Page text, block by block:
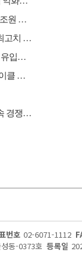
[버핏 리포트] SK텔레콤, AI 사업 성과 가시화…연간 영업이익 2조원 기대 - 하나
[원자재] 미국 구리 관세 앞둔 비축 경쟁…국제 구리 가격 사상 최고치 경신
[버핏 리포트] KCC, 2Q 실리콘 호조 '깜짝 실적'…삼성물산 배당 유입도 긍정적 - 삼성
[버핏 리포트] 심텍, SOCAMM향 매출액 확대로 역대급 실적 사이클 돌입 – 교보
[이슈 체크] 자동차, 현대차·기아 전기차 판매 호조…중국 공세 속 경쟁력 시험대
번호 02-6071-1112
동-0373호 등록일